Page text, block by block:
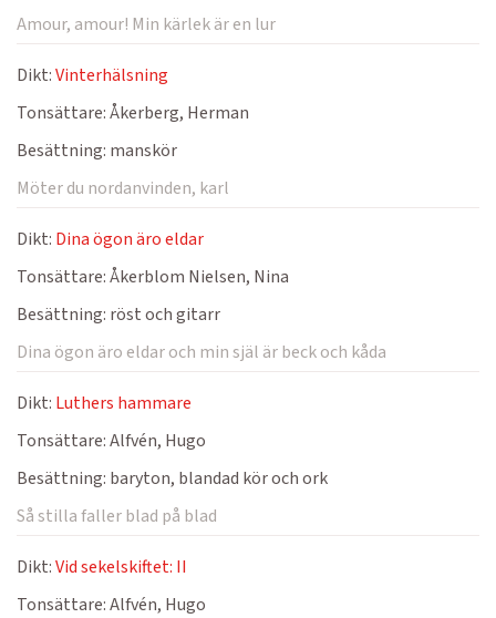
Amour, amour! Min kärlek är en lur
Dikt:Vinterhälsning
Tonsättare:Åkerberg, Herman
Besättning: manskör
Möter du nordanvinden, karl
Dikt: Dina ögon äro eldar
Tonsättare:Åkerblom Nielsen, Nina
Besättning: röst och gitarr
Dina ögon äro eldar och min själ är beck och kåda
Dikt: Luthers hammare
Tonsättare:Alfvén, Hugo
Besättning: baryton, blandad kör och ork
Så stilla faller blad på blad
Dikt:Vid sekelskiftet: II
Tonsättare:Alfvén, Hugo